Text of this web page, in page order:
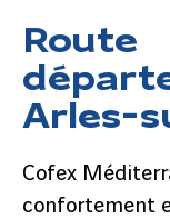
Route
Arles-
Cofex
confortement